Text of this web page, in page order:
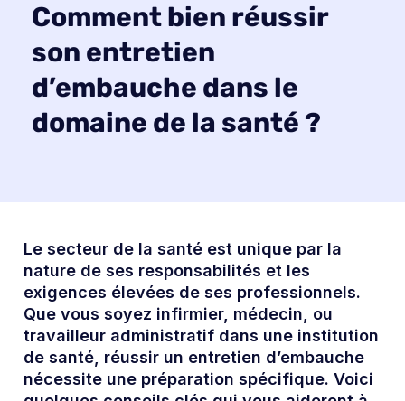
Comment bien réussir
son entretien
d’embauche dans le
domaine de la santé ?
Le secteur de la santé est unique par la
nature de ses responsabilités et les
exigences élevées de ses professionnels.
Que vous soyez infirmier, médecin, ou
travailleur administratif dans une institution
de santé, réussir un entretien d’embauche
nécessite une préparation spécifique. Voici